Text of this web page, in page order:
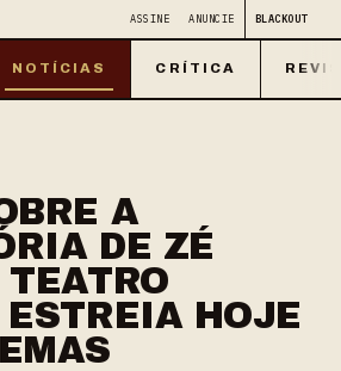
ASSINE ANUNCIE BLACKOUT
NOTÍCIAS CRÍTICA
A
DE ZÉ
TEATRO
HOJE